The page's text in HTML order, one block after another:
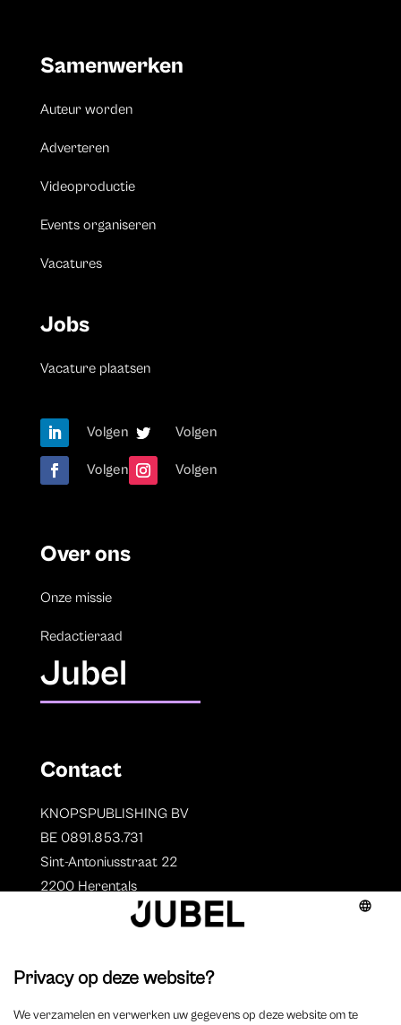
Samenwerken
Auteur worden
Adverteren
Videoproductie
Events organiseren
Vacatures
Jobs
Vacature plaatsen
Volgen Volgen
Volgen Volgen
Over ons
Onze missie
Redactieraad
Jubel
Contact
KNOPSPUBLISHING BV
BE 0891.853.731
Sint-Antoniusstraat 22
2200 Herentals
Auteurs
Overzicht auteurs